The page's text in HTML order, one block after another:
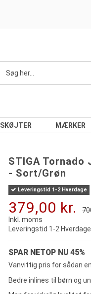
SKØJTER MÆRKER
STIGA
- Sort/Grøn
Leveringstid 1-2 Hverdage
379,00 kr.
Inkl. moms
Leveringstid 1-2 Hverdage
SPAR NETOP NU 45%
Vanvittig pris for sådan
Bedre inlines til børn og